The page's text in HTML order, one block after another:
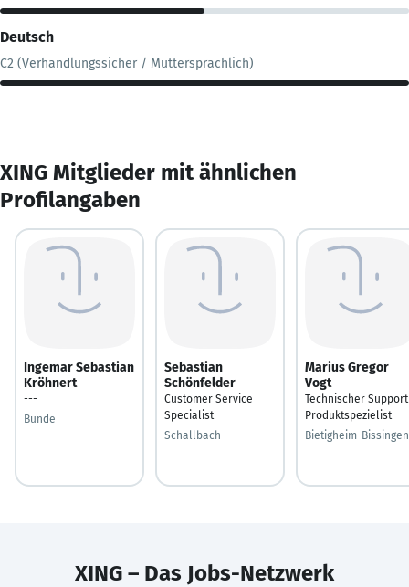
Deutsch
C2 (Verhandlungssicher / Muttersprachlich)
XING Mitglieder mit ähnlichen
Profilangaben
Ingemar Sebastian
Kröhnert
---
Bünde
Sebastian
Schönfelder
Customer Service
Specialist
Schallbach
Marius Gregor
Vogt
Technischer
Produktspezielist
Bietigheim-Bissingen
XING – Das Jobs-Netzwerk